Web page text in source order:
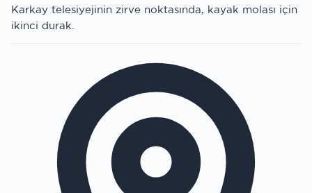
Karkay telesiyejinin zirve noktasında, kayak molası için
ikinci durak.